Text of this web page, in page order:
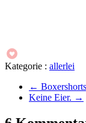
Kategorie : allerlei
←
Keine Eier. →